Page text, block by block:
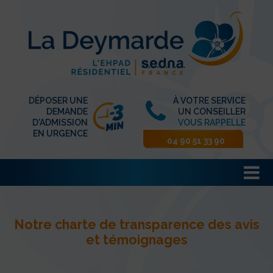
DÉPOSER UNE
DEMANDE
D'ADMISSION
EN URGENCE
À VOTRE SERVICE
UN CONSEILLER
VOUS RAPPELLE
04 90 51 33 90
Notre charte de transparence des avis
et témoignages